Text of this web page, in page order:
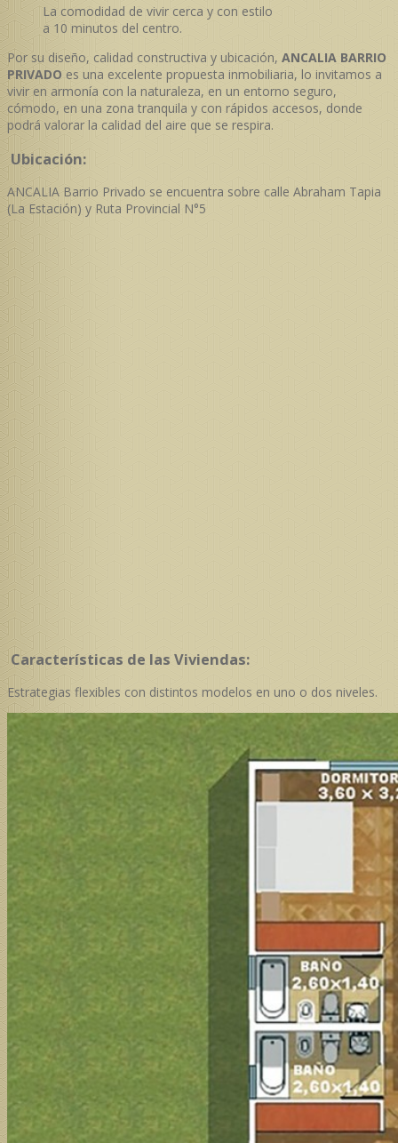
La comodidad de vivir cerca y con estilo
a 10 minutos del centro.
Por su diseño, calidad constructiva y ubicación, ANCALIA BARRIO
PRIVADO es una excelente propuesta inmobiliaria, lo invitamos a
vivir en armonía con la naturaleza, en un entorno seguro,
cómodo, en una zona tranquila y con rápidos accesos, donde
podrá valorar la calidad del aire que se respira.
Ubicación:
ANCALIA Barrio Privado se encuentra sobre calle Abraham Tapia
(La Estación) y Ruta Provincial N°5
Características de las Viviendas:
Estrategias flexibles con distintos modelos en uno o dos niveles.